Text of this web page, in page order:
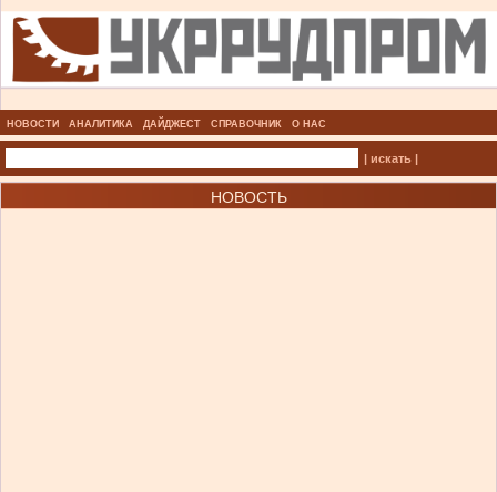
НОВОСТИ АНАЛИТИКА ДАЙДЖЕСТ СПРАВОЧНИК О НАС
| искать |
НОВОСТЬ